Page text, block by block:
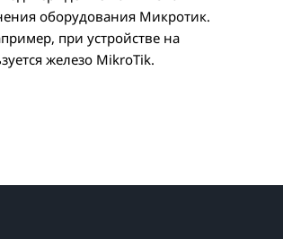
оборудования Микротик.
при устройстве на
железо MikroTik.